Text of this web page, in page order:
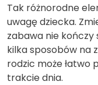
Tak różnorodne
uwagę dziecka.
zabawa nie
kilka sposobów na
rodzic może łatwo
trakcie dnia.